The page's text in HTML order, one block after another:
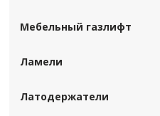
Мебельный газлифт
Ламели
Латодержатели